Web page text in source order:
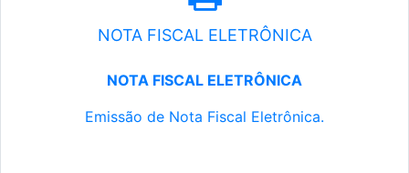
NOTA FISCAL ELETRÔNICA
NOTA FISCAL ELETRÔNICA
Emissão de Nota Fiscal Eletrônica.